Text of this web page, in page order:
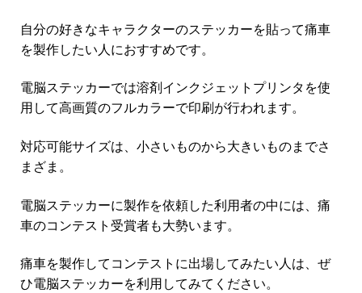
自分の好きなキャラクターのステッカーを貼って痛車
を製作したい人におすすめです。
電脳ステッカーでは溶剤インクジェットプリンタを使
用して高画質のフルカラーで印刷が行われます。
対応可能サイズは、小さいものから大きいものまでさ
まざま。
電脳ステッカーに製作を依頼した利用者の中には、痛
車のコンテスト受賞者も大勢います。
痛車を製作してコンテストに出場してみたい人は、ぜ
ひ電脳ステッカーを利用してみてください。